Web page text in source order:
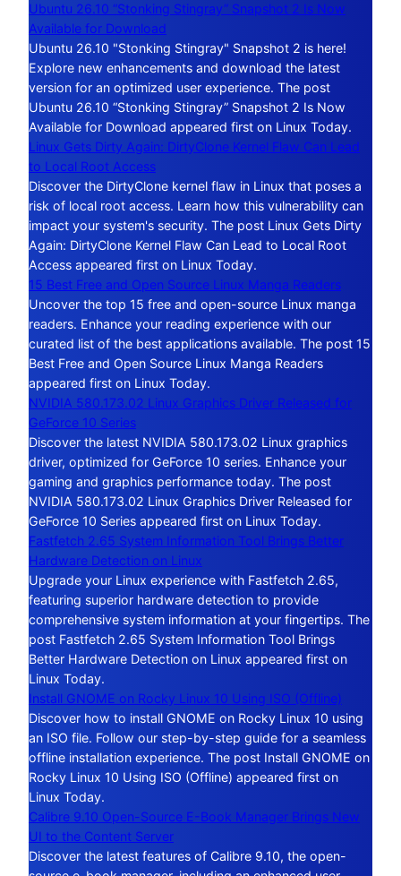
Ubuntu 26.10 “Stonking Stingray” Snapshot 2 Is Now
Available for Download
Ubuntu 26.10 "Stonking Stingray" Snapshot 2 is here!
Explore new enhancements and download the latest
version for an optimized user experience. The post
Ubuntu 26.10 “Stonking Stingray” Snapshot 2 Is Now
Available for Download appeared first on Linux Today.
Linux Gets Dirty Again: DirtyClone Kernel Flaw Can Lead
to Local Root Access
Discover the DirtyClone kernel flaw in Linux that poses a
risk of local root access. Learn how this vulnerability can
impact your system's security. The post Linux Gets Dirty
Again: DirtyClone Kernel Flaw Can Lead to Local Root
Access appeared first on Linux Today.
15 Best Free and Open Source Linux Manga Readers
Uncover the top 15 free and open-source Linux manga
readers. Enhance your reading experience with our
curated list of the best applications available. The post 15
Best Free and Open Source Linux Manga Readers
appeared first on Linux Today.
NVIDIA 580.173.02 Linux Graphics Driver Released for
GeForce 10 Series
Discover the latest NVIDIA 580.173.02 Linux graphics
driver, optimized for GeForce 10 series. Enhance your
gaming and graphics performance today. The post
NVIDIA 580.173.02 Linux Graphics Driver Released for
GeForce 10 Series appeared first on Linux Today.
Fastfetch 2.65 System Information Tool Brings Better
Hardware Detection on Linux
Upgrade your Linux experience with Fastfetch 2.65,
featuring superior hardware detection to provide
comprehensive system information at your fingertips. The
post Fastfetch 2.65 System Information Tool Brings
Better Hardware Detection on Linux appeared first on
Linux Today.
Install GNOME on Rocky Linux 10 Using ISO (Offline)
Discover how to install GNOME on Rocky Linux 10 using
an ISO file. Follow our step-by-step guide for a seamless
offline installation experience. The post Install GNOME on
Rocky Linux 10 Using ISO (Offline) appeared first on
Linux Today.
Calibre 9.10 Open-Source E-Book Manager Brings New
UI to the Content Server
Discover the latest features of Calibre 9.10, the open-